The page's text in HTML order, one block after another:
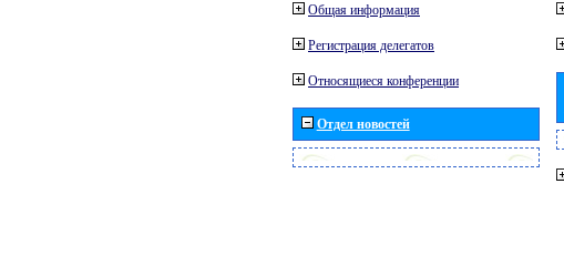
Общая информация
Регистрация делегатов
Относящиеся конференции
Отдел новостей